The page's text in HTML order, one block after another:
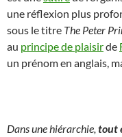
une réflexion plus
sous le titre The Peter
au principe de plaisirde
un prénom en anglais,
Dans une hiérarchie, tout